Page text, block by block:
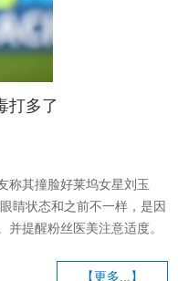
打多了
称其撞脸好莱坞女星刘玉
睛状态和之前不一样，是因
提醒粉丝医美注意适度。
热播剧转型成功，参演作品
【更多...】